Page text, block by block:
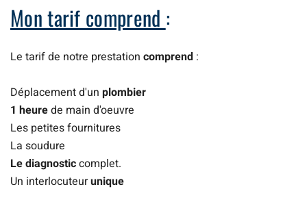
Mon tarif comprend :
Le tarif de notre prestation comprend :
Déplacement d'un plombier
1 heurede main d'oeuvre
Les petites fournitures
La soudure
Le diagnosticcomplet.
Un interlocuteurunique